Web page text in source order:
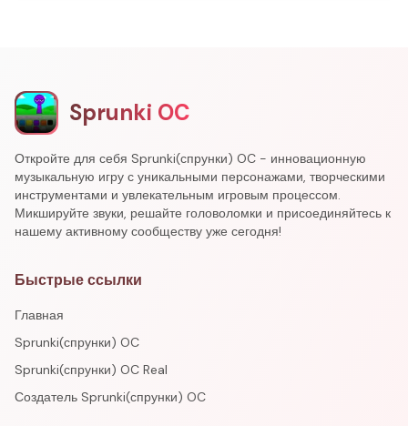
Sprunki OC
Откройте для себя Sprunki(спрунки) OC - инновационную
музыкальную игру с уникальными персонажами, творческими
инструментами и увлекательным игровым процессом.
Микшируйте звуки, решайте головоломки и присоединяйтесь к
нашему активному сообществу уже сегодня!
Быстрые ссылки
Главная
Sprunki(спрунки) OC
Sprunki(спрунки) OC Real
Создатель Sprunki(спрунки) OC